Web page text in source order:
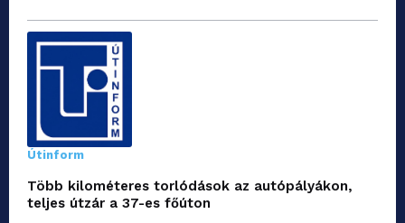
Útinform
Több kilométeres torlódások az autópályákon,
teljes útzár a 37-es főúton